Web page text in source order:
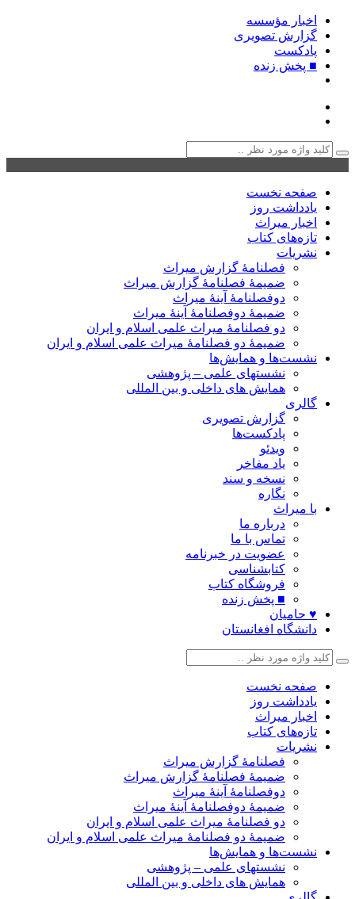
اخبار مؤسسه
گزارش تصویری
پادکست‌
■ پخش زنده
صفحه نخست
یادداشت روز
اخبار میراث
تازه‌های کتاب
نشریات
فصلنامۀ گزارش میراث
ضمیمۀ فصلنامۀ گزارش میراث
دوفصلنامۀ آینۀ میراث
ضمیمۀ دوفصلنامۀ آینۀ میراث
دو فصلنامۀ میراث علمی اسلام و ایران
ضمیمۀ دو فصلنامۀ میراث علمی اسلام و ایران
نشست‌ها و همایش‌ها
نشستهای علمی – پژوهشی
همایش های داخلی و بین المللی
گالری
گزارش تصویری
پادکست‌ها
ویدئو
یاد مفاخر
نسخه و سند
نگاره
با میراث
درباره ما
تماس با ما
عضویت در خبرنامه
کتابشناسی
فروشگاه کتاب
■ پخش زنده
♥ حامیان
دانشگاه افغانستان
صفحه نخست
یادداشت روز
اخبار میراث
تازه‌های کتاب
نشریات
فصلنامۀ گزارش میراث
ضمیمۀ فصلنامۀ گزارش میراث
دوفصلنامۀ آینۀ میراث
ضمیمۀ دوفصلنامۀ آینۀ میراث
دو فصلنامۀ میراث علمی اسلام و ایران
ضمیمۀ دو فصلنامۀ میراث علمی اسلام و ایران
نشست‌ها و همایش‌ها
نشستهای علمی – پژوهشی
همایش های داخلی و بین المللی